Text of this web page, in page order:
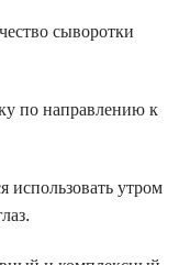
сыворотки
по направлению к
использовать утром